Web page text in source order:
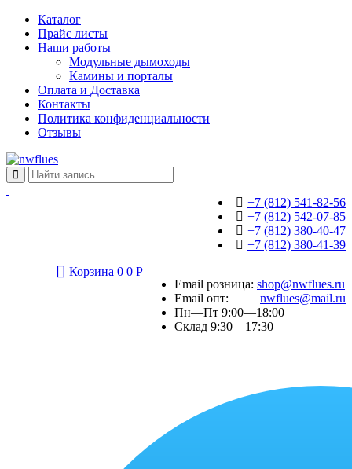
Каталог
Прайс листы
Наши работы
Модульные дымоходы
Камины и порталы
Оплата и Доставка
Контакты
Политика конфиденциальности
Отзывы
+7 (812) 541-82-56
+7 (812) 542-07-85
+7 (812) 380-40-47
+7 (812) 380-41-39
Email розница: shop@nwflues.ru
Email опт: nwflues@mail.ru
Пн—Пт 9:00—18:00
Склад 9:30—17:30
Корзина 0 0 Р